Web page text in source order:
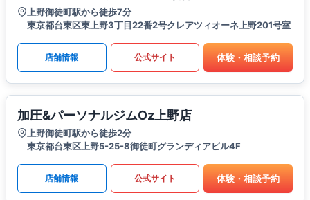
上野御徒町駅から徒歩7分
東京都台東区東上野3丁目22番2号クレアツィオーネ上野201号室
店舗情報 公式サイト 体験・相談予約
加圧&パーソナルジムOz上野店
上野御徒町駅から徒歩2分
東京都台東区上野5-25-8御徒町グランディアビル4F
店舗情報 公式サイト 体験・相談予約